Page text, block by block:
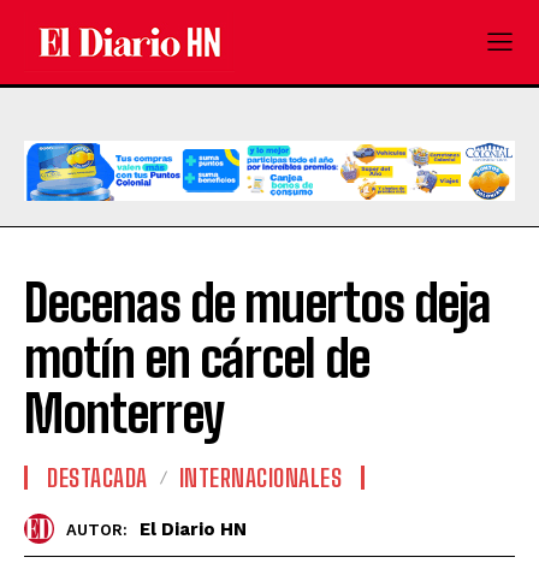
Decenas de muertos deja
motín en cárcel de
Monterrey
DESTACADA INTERNACIONALES
AUTOR: El Diario HN